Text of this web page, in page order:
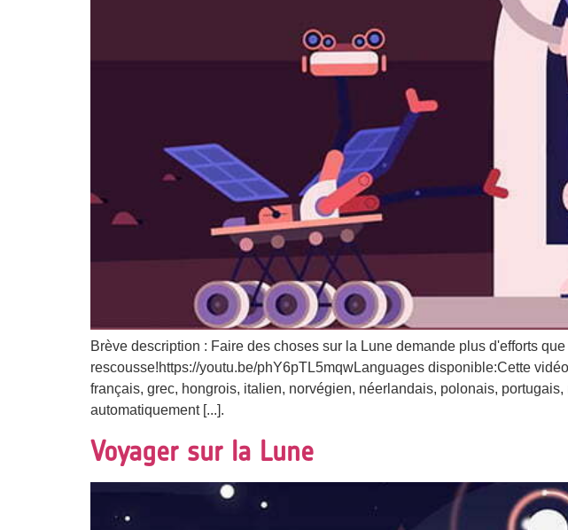
Brève description : Faire des choses sur la Lune demande plus d'efforts
rescousse!https://youtu.be/phY6pTL5mqwLanguages disponible:Cette
français, grec, hongrois, italien, norvégien, néerlandais, polonais,
automatiquement [...].
Voyager sur la Lune